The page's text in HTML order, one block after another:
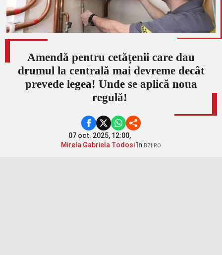
Amendă pentru cetățenii care dau
drumul la centrală mai devreme decât
prevede legea! Unde se aplică noua
regulă!
07 oct. 2025, 12:00,
Mirela Gabriela Todosiîn BZI.RO